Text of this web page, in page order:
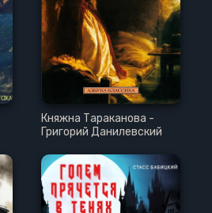
Княжна Тараканова -
Григорий Данилевский